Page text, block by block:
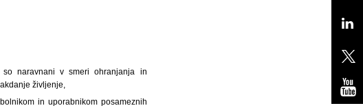
naravnani v smeri ohranjanja in
življenje,
in uporabnikom posameznih